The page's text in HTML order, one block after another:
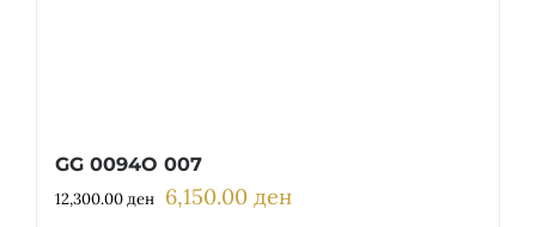
GG 0094O 007
12,300.00ден Original
6,150.00 денCurrent